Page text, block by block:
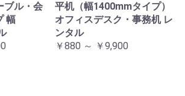
ブル・会
幅
平机（幅1400mmタイプ）
オフィスデスク・事務机 レ
ンタル
￥880 ～ ￥9,900